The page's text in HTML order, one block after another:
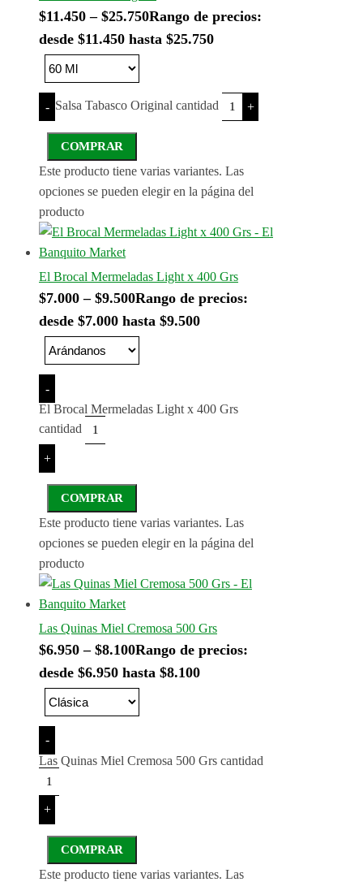
$11.450 – $25.750Rango de precios:
desde $11.450 hasta $25.750
- Salsa Tabasco Original cantidad +
COMPRAR
Este producto tiene varias variantes. Las
opciones se pueden elegir en la página del
producto
El Brocal Mermeladas Light x 400 Grs
$7.000 – $9.500Rango de precios:
desde $7.000 hasta $9.500
-
El Brocal Mermeladas Light x 400 Grs
cantidad
+
COMPRAR
Este producto tiene varias variantes. Las
opciones se pueden elegir en la página del
producto
Las Quinas Miel Cremosa 500 Grs
$6.950 – $8.100Rango de precios:
desde $6.950 hasta $8.100
-
Las Quinas Miel Cremosa 500 Grs cantidad
+
COMPRAR
Este producto tiene varias variantes. Las